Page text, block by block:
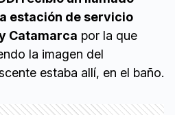
estación de servicio
Catamarca por la que
la imagen del
estaba allí, en el baño.